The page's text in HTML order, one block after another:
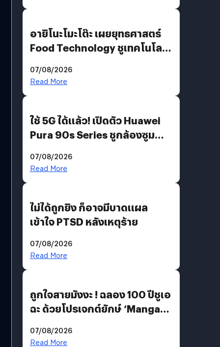
อายิโนะโมะโต๊ะ เผยยุทธศาสตร์
Food Technology ชูเทคโนโลยี
บริโภคและ B2B
07/08/2026
Read More
ใช้ 5G ได้แล้ว! เปิดตัว Huawei
Pura 90s Series ชูกล้องซูม
07/08/2026
Read More
ไม่ได้ถูกยิง ก็อาจมีบาดแผล
เข้าใจ PTSD หลังเหตุร้าย
07/08/2026
Read More
ถูกใจสายมังงะ ! ฉลอง 100 ปีชูเอ
ฉะ ด้วยโปรเจกต์ยักษ์ ‘Manga
มีภาษาไทยด้วย
07/08/2026
Read More